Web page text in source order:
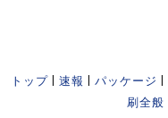
トップ 速報 パッケージ
刷全般